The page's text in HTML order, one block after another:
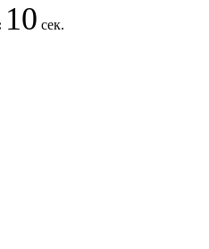
10 сек.